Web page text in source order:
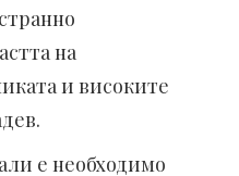
на
и високите
е необходимо